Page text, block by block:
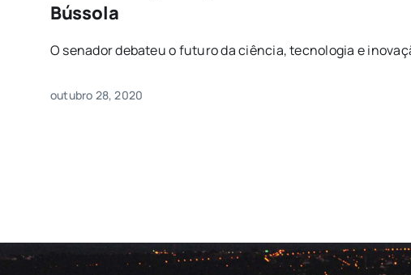
Bússola
O senador debateu o futuro da ciência, tecnologia e
outubro 28, 2020